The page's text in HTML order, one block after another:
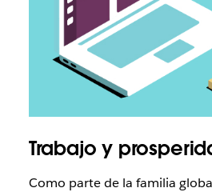
Trabajo y
Como parte de la familia